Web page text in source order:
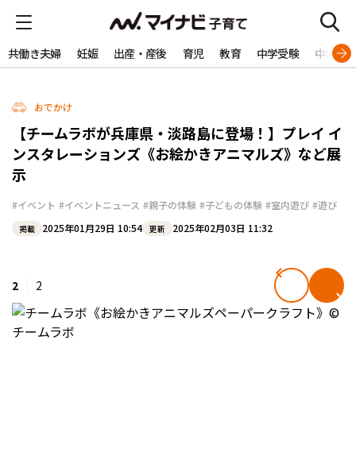
共働き夫婦 妊娠 出産・産後 育児 教育 中学受験 中学生
おでかけ
【チームラボが兵庫県・淡路島に登場！】プレイ イ
ンスタレーションズ《お絵かきアニマルズ》など展
示
#イベント #イベントニュース #親子の体験 #子どもの体験 #室内遊び #遊び
掲載 2025年01月29日 10:54 更新 2025年02月03日 11:32
2 2